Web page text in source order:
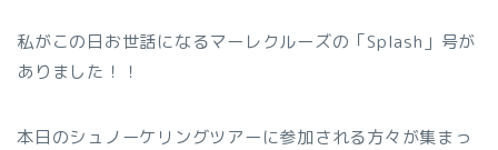
私がこの日お世話になるマーレクルーズの「Splash」号が
ありました！！
本日のシュノーケリングツアーに参加される方々が集まっ